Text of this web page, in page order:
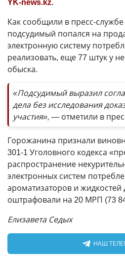
Как сообщили в пресс-службе
подсудимый попался на
электронную систему
реализовать, еще 77 штук у
обыска.
«Подсудимый выразил
дела без исследования
участия», — отметили в
Горожанина признали
301-1 Уголовного кодекса
распространение
электронных систем
ароматизаторов и жидкостей
оштрафовали на 20 МРП (73
Елизавета Седых
НАШ